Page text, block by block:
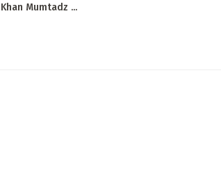
Khan Mumtadz ...